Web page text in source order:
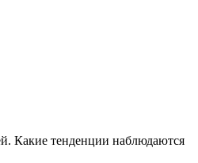
Какие тенденции наблюдаются